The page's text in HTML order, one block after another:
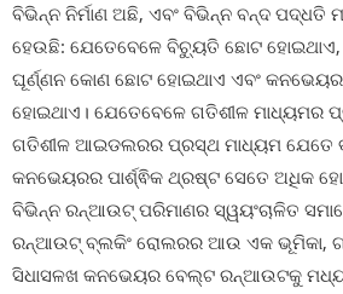
ବିଭିନ୍ନ ନିର୍ମାଣ ଅଛି, ଏବଂ ବିଭିନ୍ନ ବନ୍ଦ ପଦ୍ଧତି
ହେଉଛି: ଯେତେବେଳେ ବିଚ୍ୟୁତି ଛୋଟ
ଘୂର୍ଣ୍ଣନ କୋଣ ଛୋଟ ହୋଇଥାଏ ଏବଂ
ହୋଇଥାଏ। ଯେତେବେଳେ ଗତିଶୀଳ ମାଧ୍ୟମର
ଗତିଶୀଳ ଆଇଡଲରର ପ୍ରସ୍ଥ ମାଧ୍ୟମ ଯେତେ
କନଭେୟରର ପାର୍ଶ୍ଵିକ ଥ୍ରଷ୍ଟ ସେତେ ଅଧିକ
ବିଭିନ୍ନ ରନ୍ଆଉଟ୍ ପରିମାଣର ସ୍ୱୟଂଚାଳିତ
ରନ୍ଆଉଟ୍ ବ୍ଲକିଂ ରୋଲରର ଆଉ ଏକ ଭୂମିକା,
ସିଧାସଳଖ କନଭେୟର ବେଲ୍ଟ ରନ୍ଆଉଟକୁ ମଧ୍ୟ